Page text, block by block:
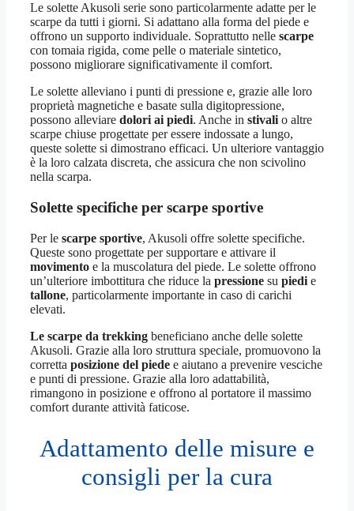
Le solette Akusoli serie sono particolarmente adatte per le
scarpe da tutti i giorni. Si adattano alla forma del piede e
offrono un supporto individuale. Soprattutto nelle scarpe
con tomaia rigida, come pelle o materiale sintetico,
possono migliorare significativamente il comfort.
Le solette alleviano i punti di pressione e, grazie alle loro
proprietà magnetiche e basate sulla digitopressione,
possono alleviare dolori ai piedi. Anche in stivali o altre
scarpe chiuse progettate per essere indossate a lungo,
queste solette si dimostrano efficaci. Un ulteriore vantaggio
è la loro calzata discreta, che assicura che non scivolino
nella scarpa.
Solette specifiche per scarpe sportive
Per le scarpe sportive, Akusoli offre solette specifiche.
Queste sono progettate per supportare e attivare il
movimento e la muscolatura del piede. Le solette offrono
un’ulteriore imbottitura che riduce la pressione su piedi e
tallone, particolarmente importante in caso di carichi
elevati.
Le scarpe da trekking beneficiano anche delle solette
Akusoli. Grazie alla loro struttura speciale, promuovono la
corretta posizione del piede e aiutano a prevenire vesciche
e punti di pressione. Grazie alla loro adattabilità,
rimangono in posizione e offrono al portatore il massimo
comfort durante attività faticose.
Adattamento delle misure e
consigli per la cura